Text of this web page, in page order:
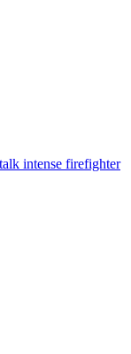
intense firefighter